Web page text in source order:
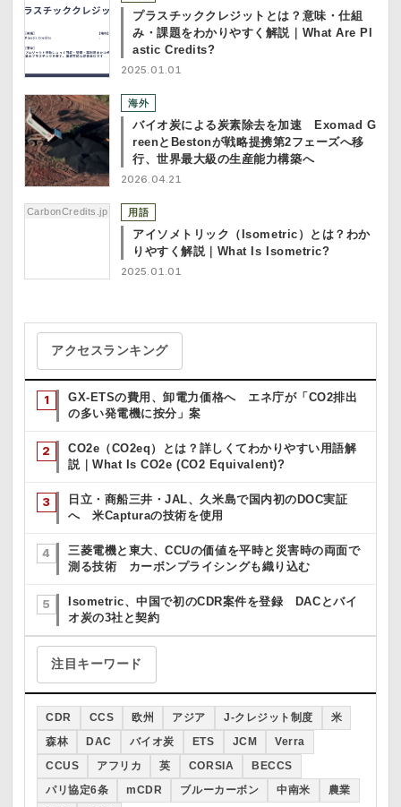
プラスチッククレジットとは？意味・仕組
み・課題をわかりやすく解説｜What Are Pl
astic Credits?
2025.01.01
海外
バイオ炭による炭素除去を加速 Exomad G
reenとBestonが戦略提携第2フェーズへ移
行、世界最大級の生産能力構築へ
2026.04.21
CarbonCredits.jp 用語
アイソメトリック（Isometric）とは？わか
りやすく解説｜What Is Isometric?
2025.01.01
アクセスランキング
GX-ETSの費用、卸電力価格へ エネ庁が「CO2排出
の多い発電機に按分」案
CO2e（CO2eq）とは？詳しくてわかりやすい用語解
説｜What Is CO2e (CO2 Equivalent)?
日立・商船三井・JAL、久米島で国内初のDOC実証
へ 米Capturaの技術を使用
三菱電機と東大、CCUの価値を平時と災害時の両面で
測る技術 カーボンプライシングも織り込む
Isometric、中国で初のCDR案件を登録 DACとバイ
オ炭の3社と契約
注目キーワード
CDR CCS 欧州 アジア J-クレジット制度 米
森林 DAC バイオ炭 ETS JCM Verra
CCUS アフリカ 英 CORSIA BECCS
パリ協定6条 mCDR ブルーカーボン 中南米 農業